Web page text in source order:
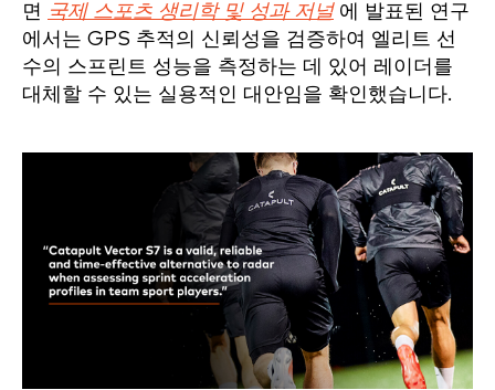
면 국제 스포츠 생리학 및 성과 저널에 발표된 연구
에서는 GPS 추적의 신뢰성을 검증하여 엘리트 선
수의 스프린트 성능을 측정하는 데 있어 레이더를
대체할 수 있는 실용적인 대안임을 확인했습니다.